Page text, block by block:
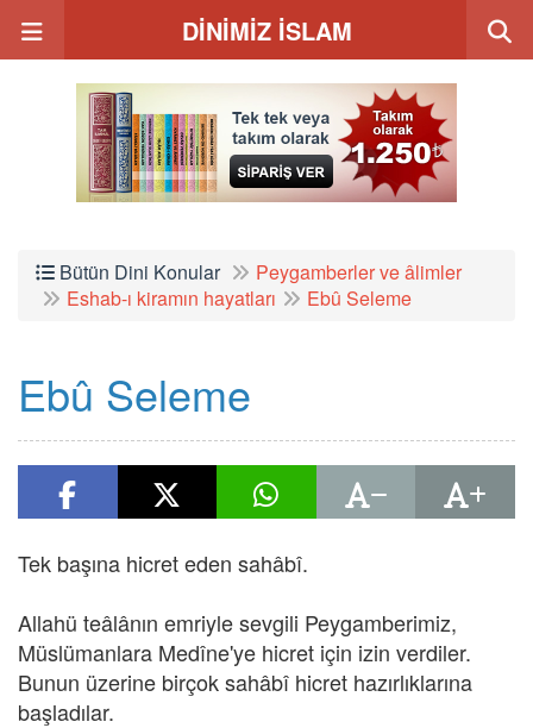
DİNİMİZ İSLAM
Bütün Dini Konular
Peygamberler ve âlimler
Eshab-ı kiramın hayatları
Ebû Seleme
Ebû Seleme
Tek başına hicret eden sahâbî.
Allahü teâlânın emriyle sevgili Peygamberimiz,
Müslümanlara Medîne'ye hicret için izin verdiler.
Bunun üzerine birçok sahâbî hicret hazırlıklarına
başladılar.